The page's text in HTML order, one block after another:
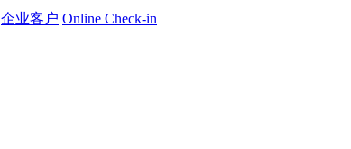
企业客户 Online Check-in